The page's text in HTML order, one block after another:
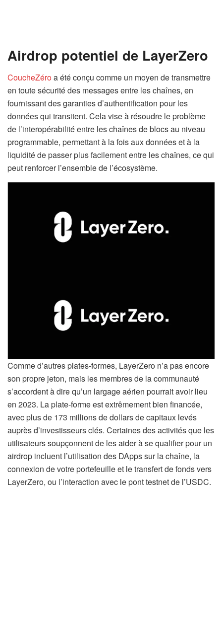
Airdrop potentiel de LayerZero
CoucheZéroa été conçu comme un moyen de transmettre
en toute sécurité des messages entre les chaînes, en
fournissant des garanties d’authentification pour les
données qui transitent. Cela vise à résoudre le problème
de l’interopérabilité entre les chaînes de blocs au niveau
programmable, permettant à la fois aux données et à la
liquidité de passer plus facilement entre les chaînes, ce qui
peut renforcer l’ensemble de l’écosystème.
Comme d’autres plates-formes, LayerZero n’a pas encore
son propre jeton, mais les membres de la communauté
s’accordent à dire qu’un largage aérien pourrait avoir lieu
en 2023. La plate-forme est extrêmement bien financée,
avec plus de 173 millions de dollars de capitaux levés
auprès d’investisseurs clés. Certaines des activités que les
utilisateurs soupçonnent de les aider à se qualifier pour un
airdrop incluent l’utilisation des DApps sur la chaîne, la
connexion de votre portefeuille et le transfert de fonds vers
LayerZero, ou l’interaction avec le pont testnet de l’USDC.